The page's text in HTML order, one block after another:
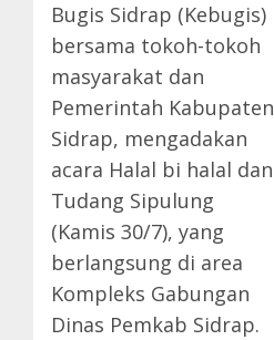
Bugis Sidrap (Kebugis)
bersama tokoh-tokoh
masyarakat dan
Pemerintah Kabupaten
Sidrap, mengadakan
acara Halal bi halal dan
Tudang Sipulung
(Kamis 30/7), yang
berlangsung di area
Kompleks Gabungan
Dinas Pemkab Sidrap.